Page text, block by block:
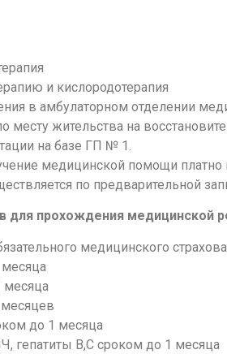
и кислородотерапия
в амбулаторном отделении
месту жительства на
на базе ГП № 1.
медицинской помощи платно
по предварительной
для прохождения медицинской
медицинского
до 1 месяца
гепатиты В,С сроком до 1 месяца